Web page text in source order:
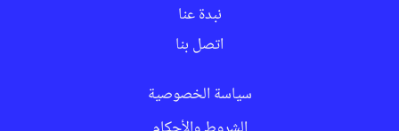
نبدة عنا
اتصل بنا
سياسة الخصوصية